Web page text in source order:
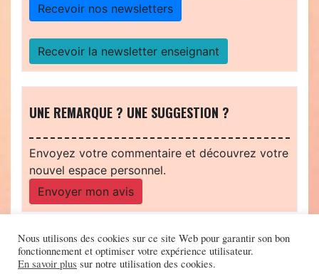
Recevoir nos newsletters
Recevoir la newsletter enseignant
UNE REMARQUE ? UNE SUGGESTION ?
Envoyez votre commentaire et découvrez votre
nouvel espace personnel.
Envoyer mon avis
Nous utilisons des cookies sur ce site Web pour garantir son bon
fonctionnement et optimiser votre expérience utilisateur.
En savoir plus sur notre utilisation des cookies.